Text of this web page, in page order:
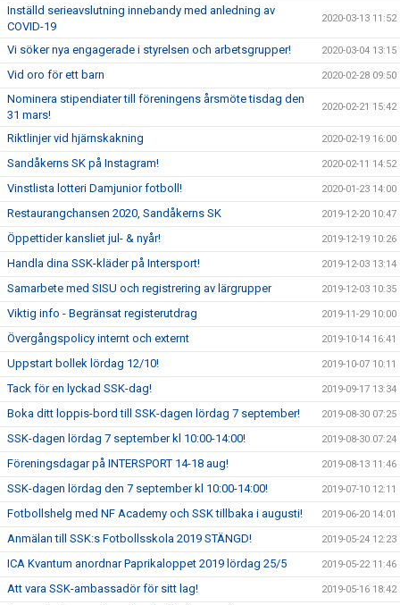
Inställd serieavslutning innebandy med anledning av
COVID-19
2020-03-13 11:52
Vi söker nya engagerade i styrelsen och arbetsgrupper! 2020-03-04 13:15
Vid oro för ett barn 2020-02-28 09:50
Nominera stipendiater till föreningens årsmöte tisdag den
31 mars!
2020-02-21 15:42
Riktlinjer vid hjärnskakning 2020-02-19 16:00
Sandåkerns SK på Instagram! 2020-02-11 14:52
Vinstlista lotteri Damjunior fotboll! 2020-01-23 14:00
Restaurangchansen 2020, Sandåkerns SK 2019-12-20 10:47
Öppettider kansliet jul- & nyår! 2019-12-19 10:26
Handla dina SSK-kläder på Intersport! 2019-12-03 13:14
Samarbete med SISU och registrering av lärgrupper 2019-12-03 10:35
Viktig info - Begränsat registerutdrag 2019-11-29 10:00
Övergångspolicy internt och externt 2019-10-14 16:41
Uppstart bollek lördag 12/10! 2019-10-07 10:11
Tack för en lyckad SSK-dag! 2019-09-17 13:34
Boka ditt loppis-bord till SSK-dagen lördag 7 september! 2019-08-30 07:25
SSK-dagen lördag 7 september kl 10:00-14:00! 2019-08-30 07:24
Föreningsdagar på INTERSPORT 14-18 aug! 2019-08-13 11:46
SSK-dagen lördag den 7 september kl 10:00-14:00! 2019-07-10 12:11
Fotbollshelg med NF Academy och SSK tillbaka i augusti! 2019-06-20 14:01
Anmälan till SSK:s Fotbollsskola 2019 STÄNGD! 2019-05-24 12:23
ICA Kvantum anordnar Paprikaloppet 2019 lördag 25/5 2019-05-22 11:46
Att vara SSK-ambassadör för sitt lag! 2019-05-16 18:42